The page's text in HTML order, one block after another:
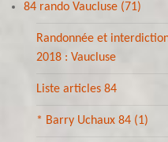
84 rando Vaucluse (71)
Randonnée et
2018 : Vaucluse
Liste articles 84
* Barry Uchaux 84 (1)